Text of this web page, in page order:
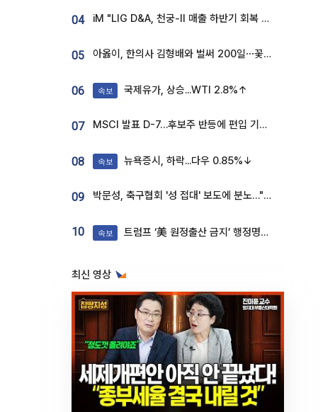
04 iM "LIG D&A, 천궁-II 매출 하반기 회복 전망…방산 톱픽 유지"
05 아옳이, 한의사 김형배와 벌써 200일⋯꽃다발 들고 "프러포즈 아냐"
06 속보 국제유가, 상승...WTI 2.8%↑
07 MSCI 발표 D-7…후보주 반등에 편입 기대 재점화
08 속보 뉴욕증시, 하락...다우 0.85%↓
09 박문성, 축구협회 '성 접대' 보도에 분노…"다 말아먹으려고 작정했나"
10 속보 트럼프 ‘美 원정출산 금지’ 행정명령 서명
최신 영상